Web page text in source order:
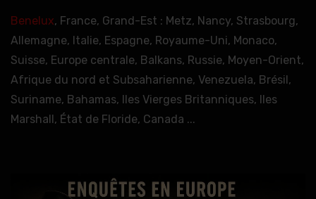
Benelux, France, Grand-Est : Metz, Nancy, Strasbourg,
Allemagne, Italie, Espagne, Royaume-Uni, Monaco,
Suisse, Europe centrale, Balkans, Russie, Moyen-Orient,
Afrique du nord et Subsaharienne, Venezuela, Brésil,
Suriname, Bahamas, Iles Vierges Britanniques, Iles
Marshall, État de Floride, Canada ...